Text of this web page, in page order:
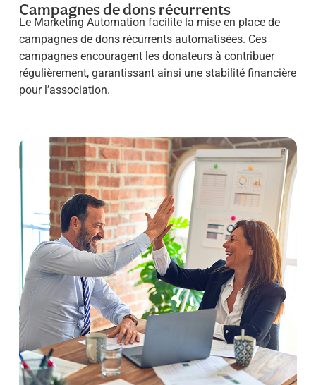
Campagnes de dons récurrents
Le Marketing Automation facilite la mise en place de
campagnes de dons récurrents automatisées. Ces
campagnes encouragent les donateurs à contribuer
régulièrement, garantissant ainsi une stabilité financière
pour l’association.